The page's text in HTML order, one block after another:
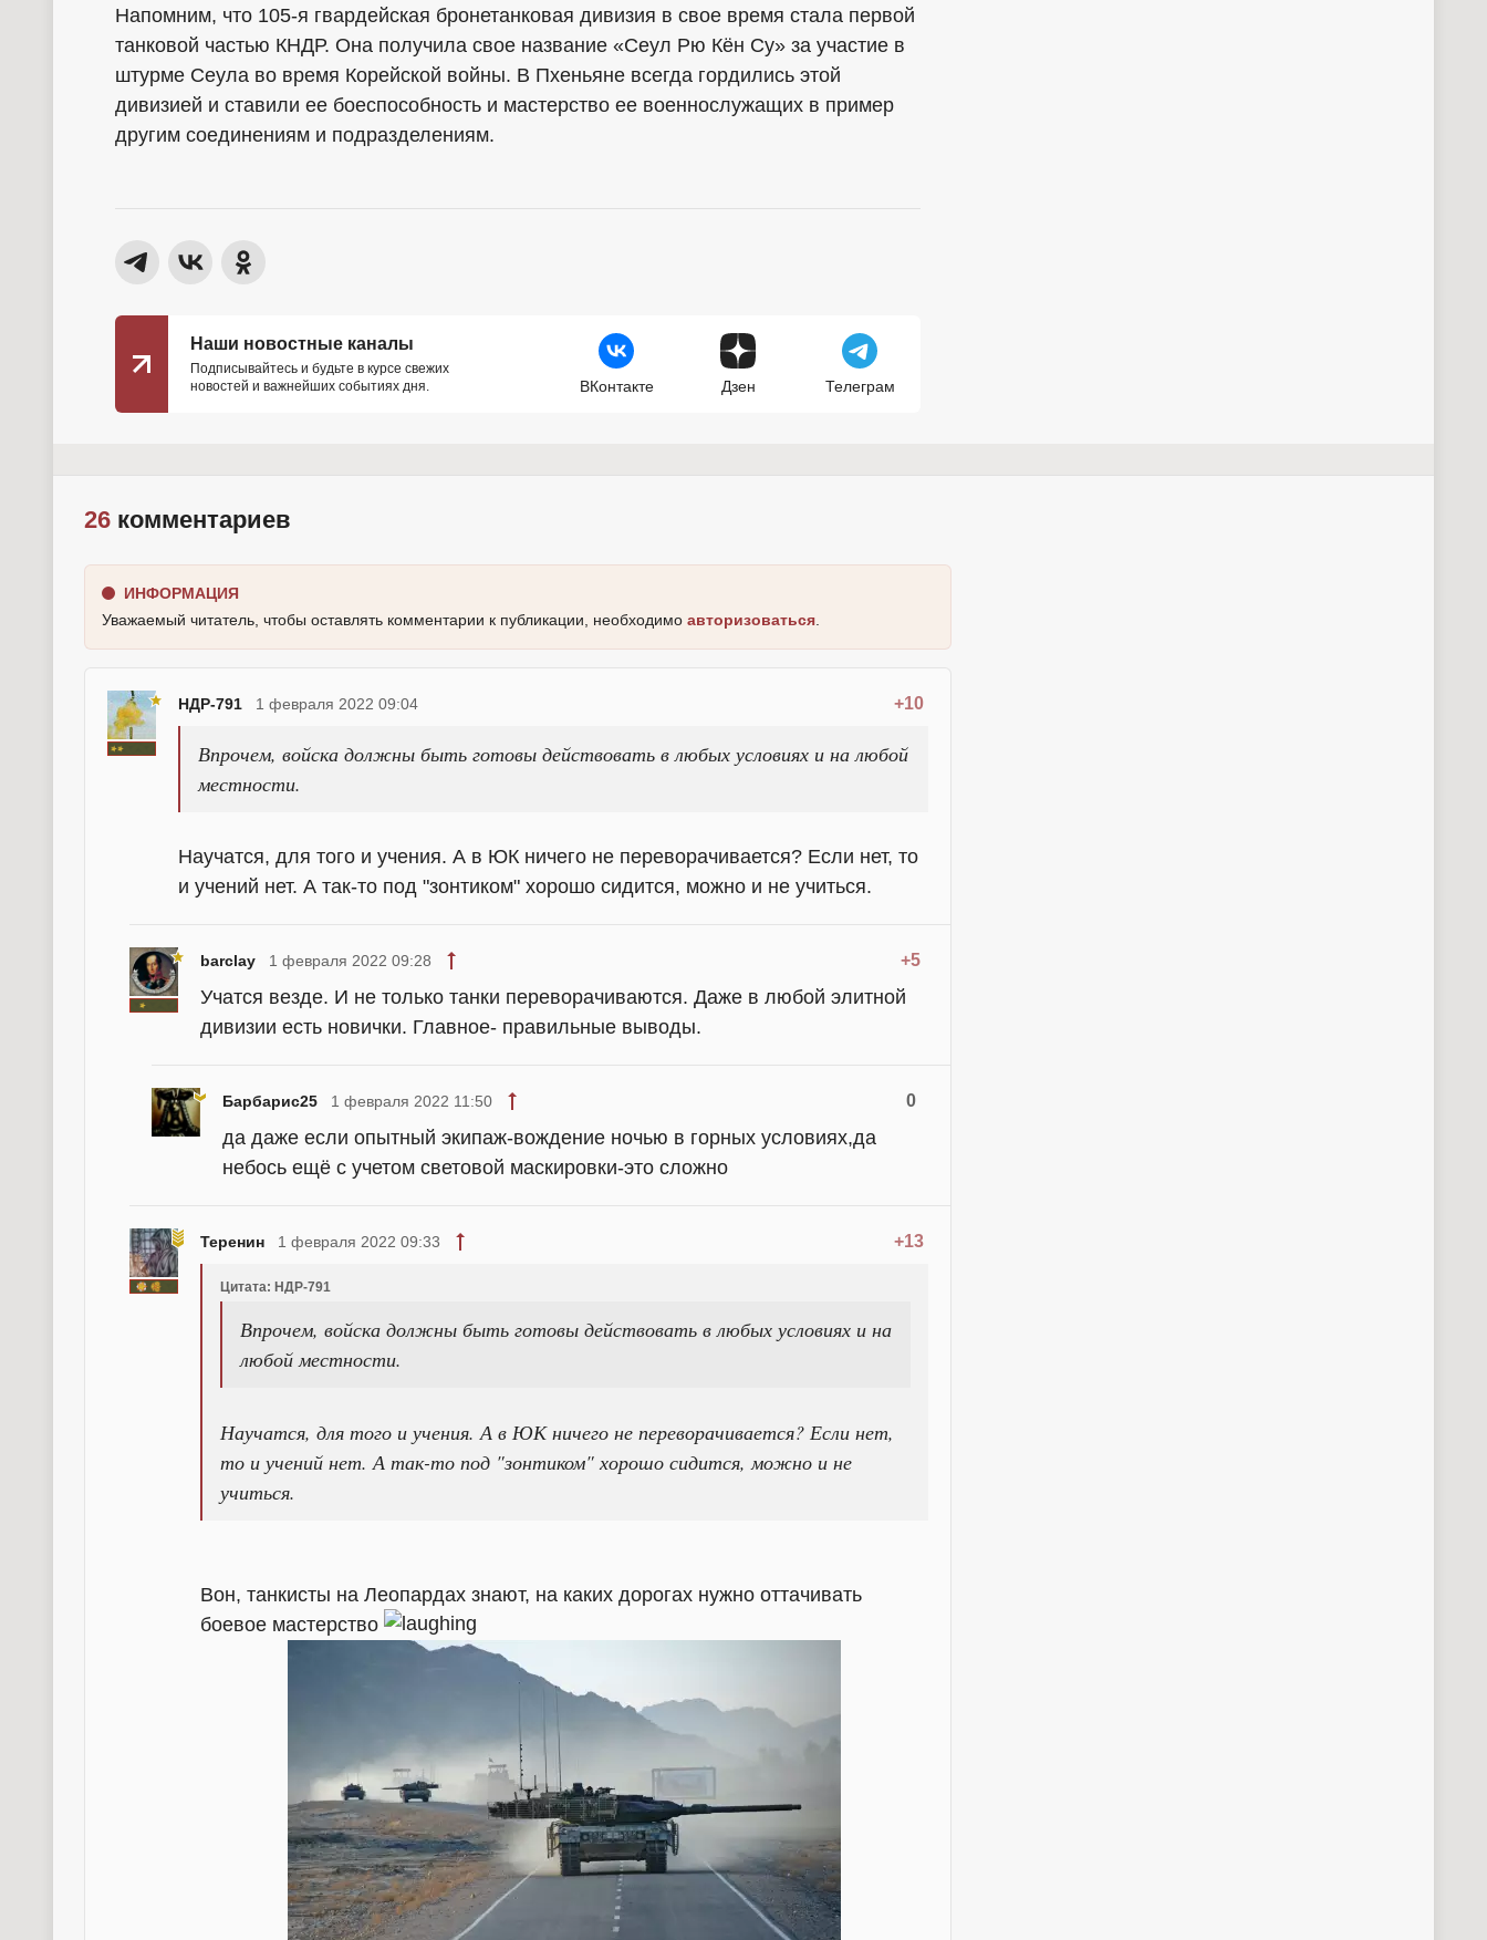
Напомним, что 105-я гвардейская бронетанковая дивизия в свое время стала первой
танковой частью КНДР. Она получила свое название «Сеул Рю Кён Су» за участие в
штурме Сеула во время Корейской войны. В Пхеньяне всегда гордились этой
дивизией и ставили ее боеспособность и мастерство ее военнослужащих в пример
другим соединениям и подразделениям.
Наши новостные каналы
Подписывайтесь и будьте в курсе свежих
новостей и важнейших событиях дня.
ВКонтакте Дзен Телеграм
26 комментариев
ИНФОРМАЦИЯ
Уважаемый читатель, чтобы оставлять комментарии к публикации, необходимо авторизоваться
НДР-791 +10
1 февраля 2022 09:04
Впрочем, войска должны быть готовы действовать в любых условиях и на любой
местности.
Научатся, для того и учения. А в ЮК ничего не переворачивается? Если нет, то
и учений нет. А так-то под "зонтиком" хорошо сидится, можно и не учиться.
barclay +5
1 февраля 2022 09:28
Учатся везде. И не только танки переворачиваются. Даже в любой элитной
дивизии есть новички. Главное- правильные выводы.
Барбарис25 0
1 февраля 2022 11:50
да даже если опытный экипаж-вождение ночью в горных условиях,да
небось ещё с учетом световой маскировки-это сложно
Теренин +13
1 февраля 2022 09:33
Цитата: НДР-791
Впрочем, войска должны быть готовы действовать в любых условиях и на
любой местности.
Научатся, для того и учения. А в ЮК ничего не переворачивается? Если нет,
то и учений нет. А так-то под "зонтиком" хорошо сидится, можно и не
учиться.
Вон, танкисты на Леопардах знают, на каких дорогах нужно оттачивать
боевое мастерство